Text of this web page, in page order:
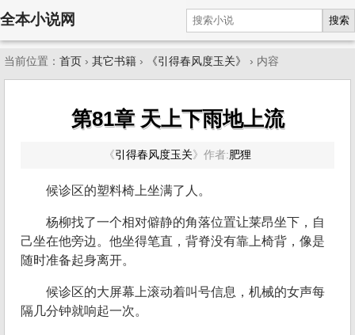
全本小说网 搜索
当前位置： 首页 › 其它书籍 › 《引得春风度玉关》 › 内容
第81章 天上下雨地上流
《引得春风度玉关》 作者:肥狸
候诊区的塑料椅上坐满了人。
杨柳找了一个相对僻静的角落位置让莱昂坐下，自
己坐在他旁边。他坐得笔直，背脊没有靠上椅背，像是
随时准备起身离开。
候诊区的大屏幕上滚动着叫号信息，机械的女声每
隔几分钟就响起一次。